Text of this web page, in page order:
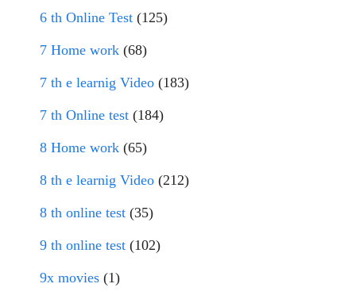
6 th Online Test (125)
7 Home work (68)
7 th e learnig Video (183)
7 th Online test (184)
8 Home work (65)
8 th e learnig Video (212)
8 th online test (35)
9 th online test (102)
9x movies (1)